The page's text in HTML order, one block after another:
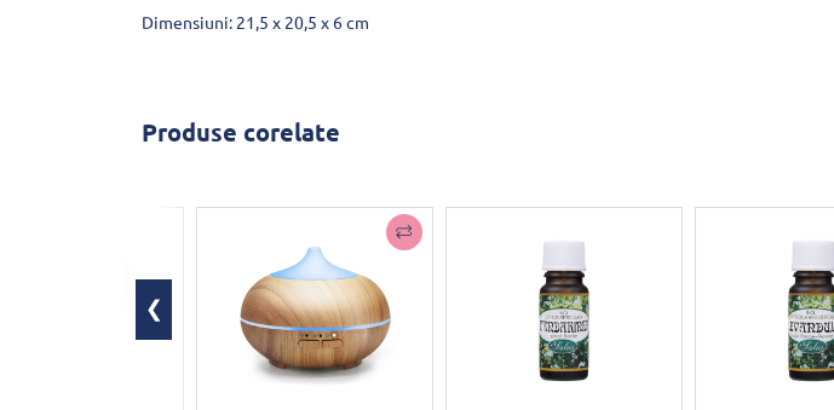
Dimensiuni: 21,5 x 20,5 x 6 cm
Produse corelate